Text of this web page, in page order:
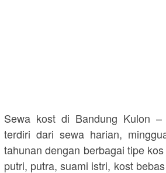
Sewa kost di Bandung Kulon –
terdiri dari sewa harian,
tahunan dengan berbagai tipe
putri, putra, suami istri, kost